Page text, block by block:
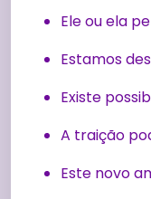
Ele ou ela
Estamos
Existe
A traição
Este novo